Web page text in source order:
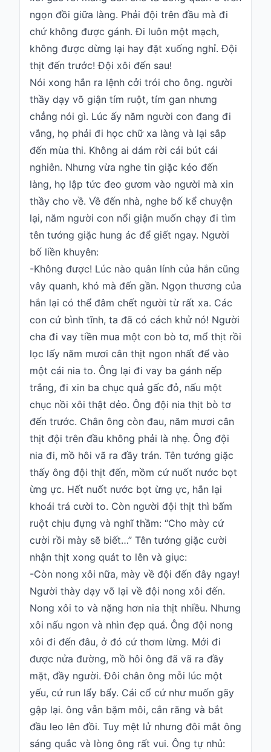
ngọn đồi giữa làng. Phải đội trên đầu mà đi
chứ không được gánh. Đi luôn một mạch,
không được dừng lại hay đặt xuống nghỉ. Đội
thịt đến trước! Đội xôi đến sau!
Nói xong hắn ra lệnh cởi trói cho ông. người
thầy dạy võ giận tím ruột, tím gan nhưng
chẳng nói gì. Lúc ấy năm người con đang đi
vắng, họ phải đi học chữ xa làng và lại sắp
đến mùa thi. Không ai dám rời cái bút cái
nghiên. Nhưng vừa nghe tin giặc kéo đến
làng, họ lập tức đeo gươm vào người mà xin
thầy cho về. Về đến nhà, nghe bố kể chuyện
lại, năm người con nổi giận muốn chạy đi tìm
tên tướng giặc hung ác để giết ngay. Người
bố liền khuyên:
-Không được! Lúc nào quân lính của hắn cũng
vây quanh, khó mà đến gần. Ngọn thương của
hắn lại có thể đâm chết người từ rất xa. Các
con cứ bình tĩnh, ta đã có cách khử nó! Người
cha đi vay tiền mua một con bò tơ, mổ thịt rồi
lọc lấy năm mươi cân thịt ngon nhất để vào
một cái nia to. Ông lại đi vay ba gánh nếp
trắng, đi xin ba chục quả gấc đỏ, nấu một
chục nồi xôi thật dẻo. Ông đội nia thịt bò tơ
đến trước. Chân ông còn đau, năm mươi cân
thịt đội trên đầu không phải là nhẹ. Ông đội
nia đi, mồ hôi vã ra đầy trán. Tên tướng giặc
thấy ông đội thịt đến, mồm cứ nuốt nước bọt
ừng ực. Hết nuốt nước bọt ừng ực, hắn lại
khoái trá cười to. Còn người đội thịt thì bấm
ruột chịu đựng và nghĩ thầm: “Cho mày cứ
cười rồi mày sẽ biết…” Tên tướng giặc cười
nhận thịt xong quát to lên và giục:
-Còn nong xôi nữa, mày về đội đến đây ngay!
Người thày dạy võ lại về đội nong xôi đến.
Nong xôi to và nặng hơn nia thịt nhiều. Nhưng
xôi nấu ngon và nhìn đẹp quá. Ông đội nong
xôi đi đến đâu, ở đó cứ thơm lừng. Mới đi
được nửa đường, mồ hôi ông đã vã ra đầy
mặt, đầy người. Đôi chân ông mỗi lúc một
yếu, cứ run lẩy bẩy. Cái cổ cứ như muốn gãy
gập lại. ông vẫn bặm môi, cắn răng và bắt
đầu leo lên đồi. Tuy mệt lử nhưng đôi mắt ông
sáng quắc và lòng ông rất vui. Ông tự nhủ: